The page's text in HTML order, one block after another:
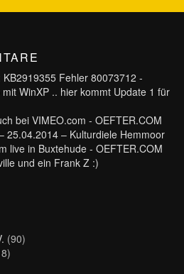
Fehler 80073712 -
WinXP .. hier kommt Update 1 für
bei VIMEO.com - OEFTER.COM
25.04.2014 – Kulturdiele Hemmoor
live in Buxtehude - OEFTER.COM
und ein Frank Z :)
(90)